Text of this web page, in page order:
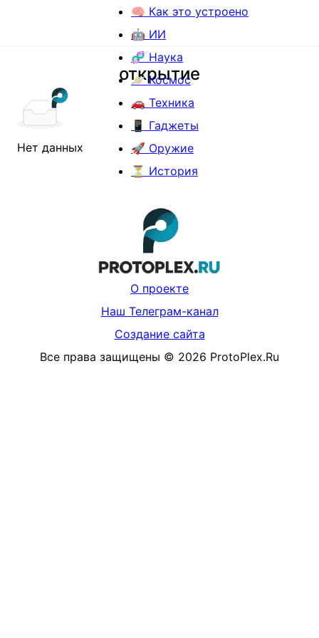
🧠 Как это устроено
🤖 ИИ
🧬 Наука
🪐 Космос
🚗 Техника
📱 Гаджеты
🚀 Оружие
⏳ История
открытие
Нет данных
О проекте
Наш Телеграм-канал
Создание сайта
Все права защищены © 2026 ProtoPlex.Ru